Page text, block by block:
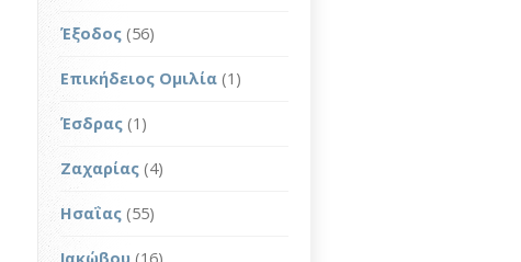
Έξοδος (56)
Επικήδειος Ομιλία (1)
Έσδρας (1)
Ζαχαρίας (4)
Ησαΐας (55)